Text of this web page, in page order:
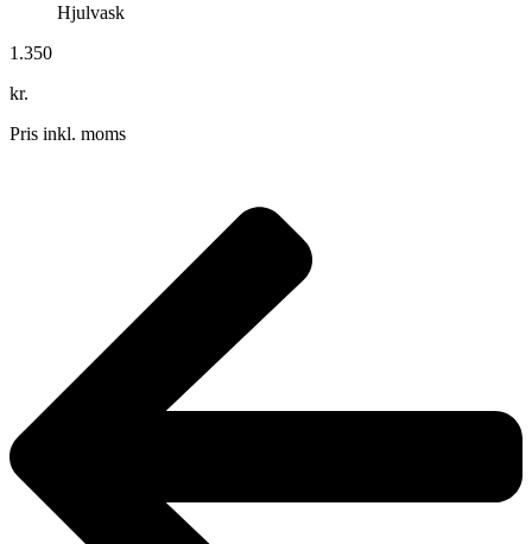
Hjulvask
1.350
kr.
Pris inkl. moms